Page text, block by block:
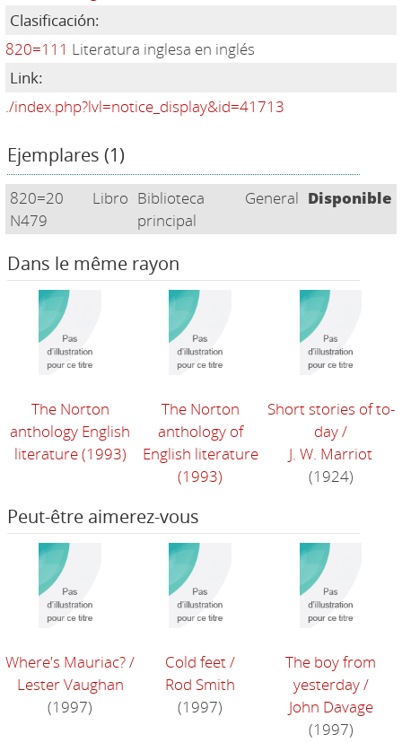
Clasificación:
820=111 Literatura inglesa en inglés
Link:
./index.php?lvl=notice_display&id=41713
Ejemplares (1)
820=20
N479
Libro Biblioteca
principal
General Disponible
Dans le même rayon
The Norton
anthology English
literature(1993)
The Norton
anthology of
English literature
(1993)
Short stories of to-
day/
J. W. Marriot
(1924)
Peut-être aimerez-vous
Where's Mauriac?/
Lester Vaughan
(1997)
Cold feet/
Rod Smith
(1997)
The boy from
yesterday/
John Davage
(1997)